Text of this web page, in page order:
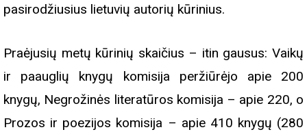
pasirodžiusius lietuvių autorių kūrinius.
Praėjusių metų kūrinių skaičius – itin gausus: Vaikų
ir paauglių knygų komisija peržiūrėjo apie 200
knygų, Negrožinės literatūros komisija – apie 220, o
Prozos ir poezijos komisija – apie 410 knygų (280